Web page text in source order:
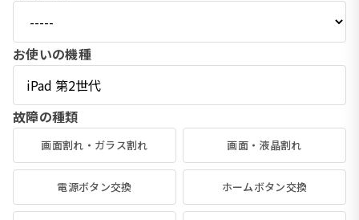
お使いの機種
故障の種類
画面割れ・ガラス割れ 画面・液晶割れ
電源ボタン交換 ホームボタン交換